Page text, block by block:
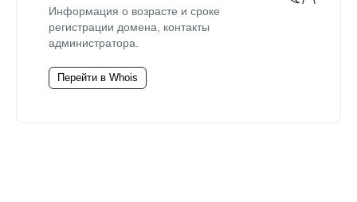
Информация о возрасте и сроке
регистрации домена, контакты
администратора.
Перейти в Whois